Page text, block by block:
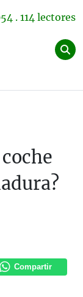
. 114 lectores
Compartir